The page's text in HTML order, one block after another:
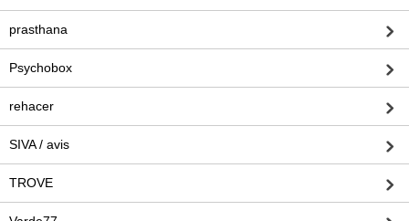
prasthana
Psychobox
rehacer
SIVA / avis
TROVE